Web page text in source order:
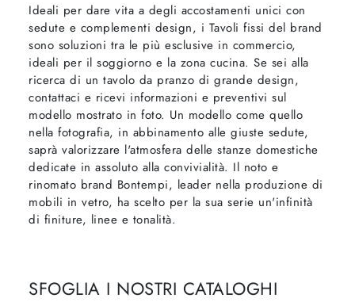
Ideali per dare vita a degli accostamenti unici con
sedute e complementi design, i Tavoli fissi del brand
sono soluzioni tra le più esclusive in commercio,
ideali per il soggiorno e la zona cucina. Se sei alla
ricerca di un tavolo da pranzo di grande design,
contattaci e ricevi informazioni e preventivi sul
modello mostrato in foto. Un modello come quello
nella fotografia, in abbinamento alle giuste sedute,
saprà valorizzare l'atmosfera delle stanze domestiche
dedicate in assoluto alla convivialità. Il noto e
rinomato brand Bontempi, leader nella produzione di
mobili in vetro, ha scelto per la sua serie un'infinità
di finiture, linee e tonalità.
SFOGLIA I NOSTRI CATALOGHI